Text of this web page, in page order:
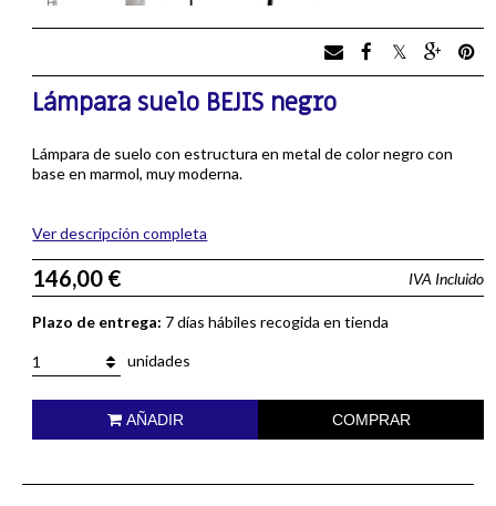
Lámpara suelo BEJIS negro
Lámpara de suelo con estructura en metal de color negro con
base en marmol, muy moderna.
Ver descripción completa
146,00 € IVA Incluido
Plazo de entrega: 7 días hábiles recogida en tienda
1 unidades
AÑADIR COMPRAR